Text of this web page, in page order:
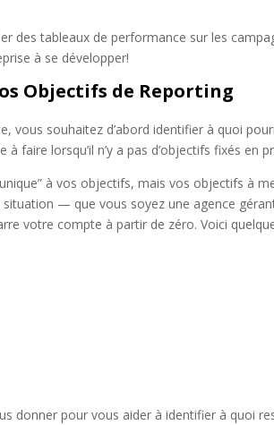
des tableaux de performance sur les
à se développer!
Objectifs de Reporting
vous souhaitez d’abord identifier à quoi
faire lorsqu’il n’y a pas d’objectifs fixés en
à vos objectifs, mais vos objectifs à
— que vous soyez une agence
votre compte à partir de zéro. Voici
donner pour vous aider à identifier à quoi